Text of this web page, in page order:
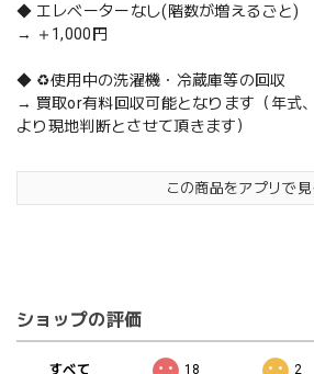
◆ エレベーターなし(階数が増えるごと)
→ ＋1,000円
◆ ♻️使用中の洗濯機・冷蔵庫等の回収
→ 買取or有料回収可能となります（年式
より現地判断とさせて頂きます）
この商品をアプリで見
ショップの評価
すべて 18 2